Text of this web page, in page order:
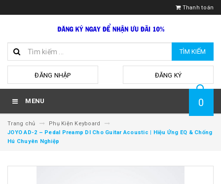
Thanh toán
TÌM KIẾM
ĐĂNG NHẬP ĐĂNG KÝ
MENU 0
Trang chủ
Phụ Kiện Keyboard
JOYO AD-2 – Pedal Preamp DI Cho Guitar Acoustic | Hiệu Ứng EQ & Chống
Hú Chuyên Nghiệp